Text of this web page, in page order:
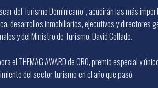
del Turismo Dominicano”, acudirán las más
desarrollos inmobiliarios, ejecutivos y directores
y del Ministro de Turismo, David Collado.
el THEMAG AWARD de ORO, premio especial y
del sector turismo en el año que pasó.